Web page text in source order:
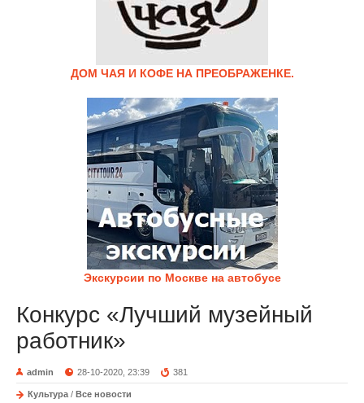
ДОМ ЧАЯ И КОФЕ НА ПРЕОБРАЖЕНКЕ.
Экскурсии по Москве на автобусе
Конкурс «Лучший музейный
работник»
admin 28-10-2020, 23:39 381
Культура / Все новости